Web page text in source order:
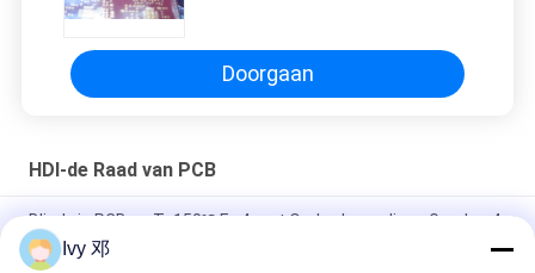
Doorgaan
HDI-de Raad van PCB
Blind via PCB op Tg150℃ Fr-4 met Onderdompelings Gouden 4-
laag Fr-4 Kringsraad wordt voortgebouwd die
Ivy 邓